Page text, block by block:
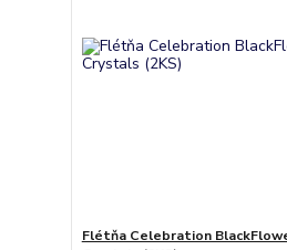
Flétňa Celebration